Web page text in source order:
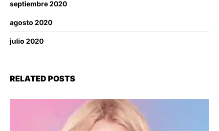
septiembre 2020
agosto 2020
julio 2020
RELATED POSTS